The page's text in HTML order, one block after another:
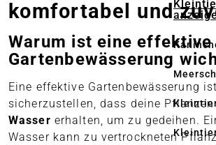
komfortabel und
Warum ist eine effektive
Gartenbewässerung
Eine effektive Gartenbewässerung
sicherzustellen, dass deine
Wasser erhalten, um zu gedeihen.
Wasser kann zu vertrockneten